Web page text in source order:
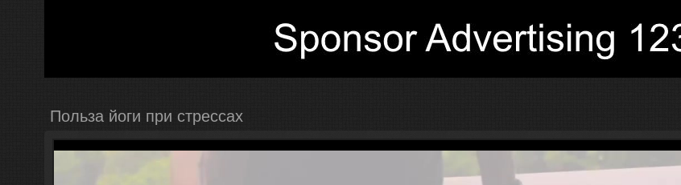
Польза йоги при стрессах